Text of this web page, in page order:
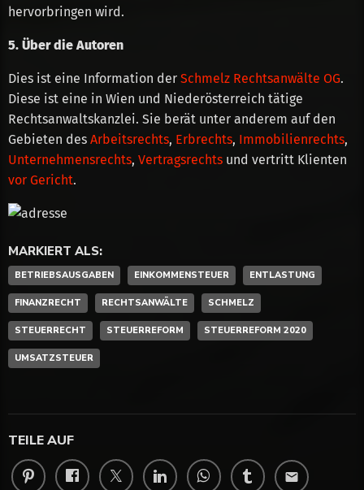
hervorbringen wird.
5. Über die Autoren
Dies ist eine Information der Schmelz Rechtsanwälte OG.
Diese ist eine in Wien und Niederösterreich tätige
Rechtsanwaltskanzlei. Sie berät unter anderem auf den
Gebieten des Arbeitsrechts, Erbrechts, Immobilienrechts,
Unternehmensrechts, Vertragsrechts und vertritt Klienten
vor Gericht.
MARKIERT ALS:
BETRIEBSAUSGABEN EINKOMMENSTEUER ENTLASTUNG
FINANZRECHT RECHTSANWÄLTE SCHMELZ
STEUERRECHT STEUERREFORM STEUERREFORM 2020
UMSATZSTEUER
TEILE AUF
email